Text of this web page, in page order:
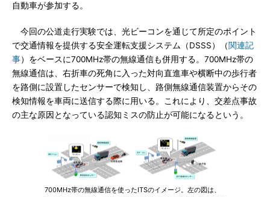
自動車が参加する。
今回の公道走行実験では、光ビーコンを通じて所定のポイント
で交通情報を提供する安全運転支援システム（DSSS）（関連記
事）をベースに700MHz帯の無線通信も併用する。700MHz帯の
無線通信は、右折車の死角に入った対向直進車や横断中の歩行者
を路側に設置したセンサーで検知し、路側無線通信装置からその
検知情報を車両に送信する際に用いる。これにより、交差点事故
の主な原因となっている認知ミスの防止が可能になるという。
700MHz帯の無線通信を使ったITSのイメージ。左の図は、